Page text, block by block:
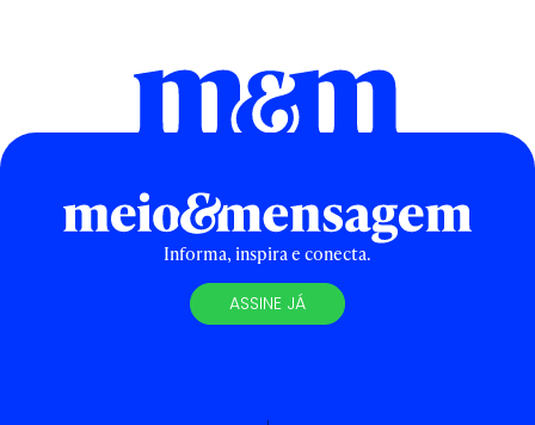
Informa, inspira e conecta.
ASSINE JÁ